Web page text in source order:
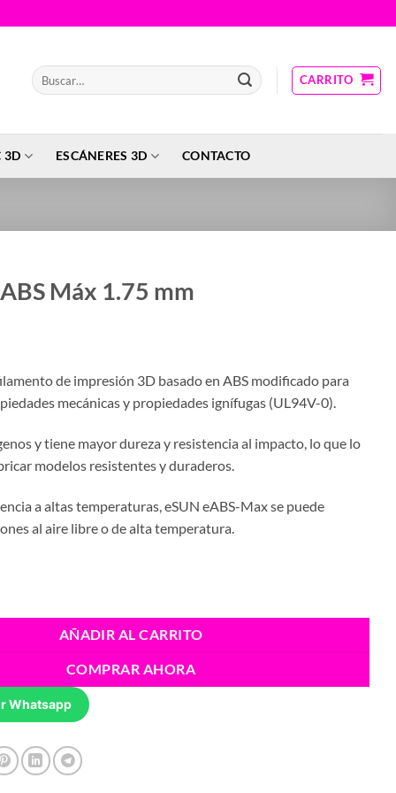
Buscar
por:
CARRITO
3D ESCÁNERES 3D CONTACTO
Máx 1.75 mm
de impresión 3D basado en ABS modificado para
mecánicas y propiedades ignífugas (UL94V-0).
y tiene mayor dureza y resistencia al impacto, lo que lo
modelos resistentes y duraderos.
a altas temperaturas, eSUN eABS-Max se puede
al aire libre o de alta temperatura.
AÑADIR AL CARRITO
COMPRAR AHORA
Whatsapp